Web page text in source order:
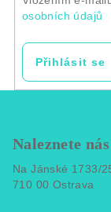
osobních údajů
Přihlásit se
Naleznete
Na Jánské 1733/
710 00 Ostrava